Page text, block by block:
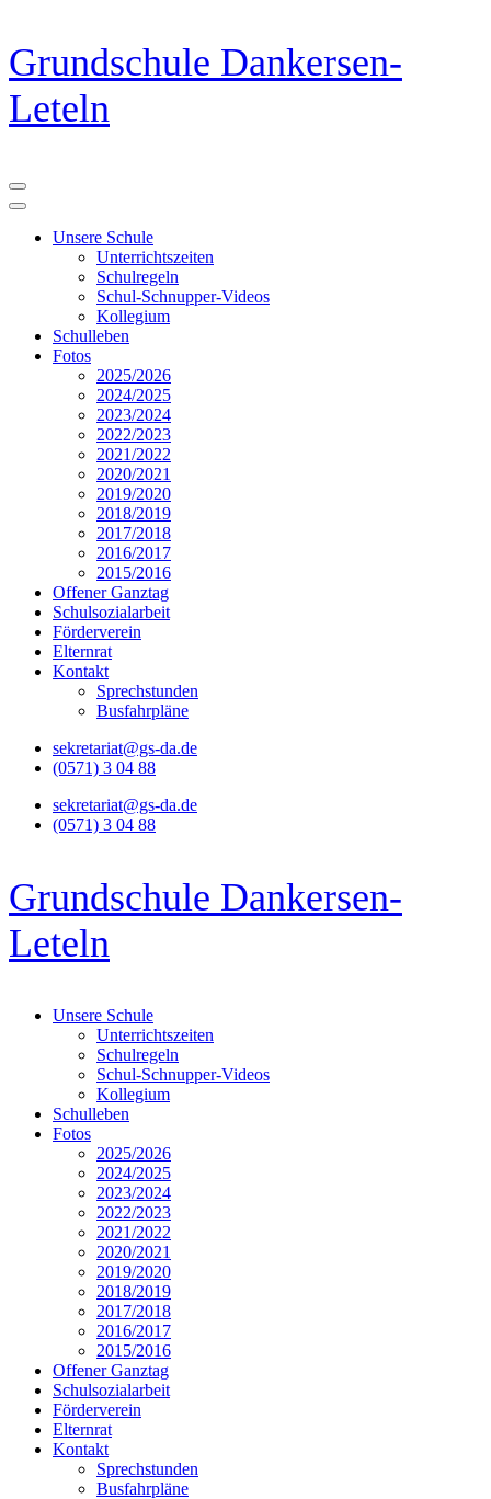
Zum
Inhalt
springen
(Eingabetaste
drücken)
Grundschule Dankersen-
Leteln
Unsere Schule
Unterrichtszeiten
Schulregeln
Schul-Schnupper-Videos
Kollegium
Schulleben
Fotos
2025/2026
2024/2025
2023/2024
2022/2023
2021/2022
2020/2021
2019/2020
2018/2019
2017/2018
2016/2017
2015/2016
Offener Ganztag
Schulsozialarbeit
Förderverein
Elternrat
Kontakt
Sprechstunden
Busfahrpläne
sekretariat@gs-da.de
(0571) 3 04 88
sekretariat@gs-da.de
(0571) 3 04 88
Grundschule Dankersen-
Leteln
Unsere Schule
Unterrichtszeiten
Schulregeln
Schul-Schnupper-Videos
Kollegium
Schulleben
Fotos
2025/2026
2024/2025
2023/2024
2022/2023
2021/2022
2020/2021
2019/2020
2018/2019
2017/2018
2016/2017
2015/2016
Offener Ganztag
Schulsozialarbeit
Förderverein
Elternrat
Kontakt
Sprechstunden
Busfahrpläne